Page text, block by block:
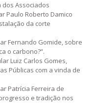
dos Associados
Paulo Roberto Damico
da corte
Fernando Gomide, sobre
o carbono?”.
Luiz Carlos Gomes,
Públicas com a vinda de
Patrícia Ferreira de
e tradição nos